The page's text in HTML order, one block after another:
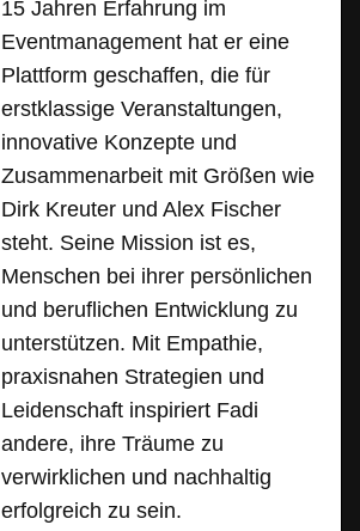
15 Jahren Erfahrung im
Eventmanagement hat er eine
Plattform geschaffen, die für
erstklassige Veranstaltungen,
innovative Konzepte und
Zusammenarbeit mit Größen wie
Dirk Kreuter und Alex Fischer
steht. Seine Mission ist es,
Menschen bei ihrer persönlichen
und beruflichen Entwicklung zu
unterstützen. Mit Empathie,
praxisnahen Strategien und
Leidenschaft inspiriert Fadi
andere, ihre Träume zu
verwirklichen und nachhaltig
erfolgreich zu sein.